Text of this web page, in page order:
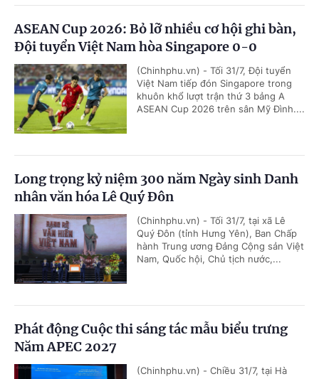
ASEAN Cup 2026: Bỏ lỡ nhiều cơ hội ghi bàn,
Đội tuyển Việt Nam hòa Singapore 0-0
(Chinhphu.vn) - Tối 31/7, Đội tuyển
Việt Nam tiếp đón Singapore trong
khuôn khổ lượt trận thứ 3 bảng A
ASEAN Cup 2026 trên sân Mỹ Đình....
Long trọng kỷ niệm 300 năm Ngày sinh Danh
nhân văn hóa Lê Quý Đôn
(Chinhphu.vn) - Tối 31/7, tại xã Lê
Quý Đôn (tỉnh Hưng Yên), Ban Chấp
hành Trung ương Đảng Cộng sản Việt
Nam, Quốc hội, Chủ tịch nước,...
Phát động Cuộc thi sáng tác mẫu biểu trưng
Năm APEC 2027
(Chinhphu.vn) - Chiều 31/7, tại Hà